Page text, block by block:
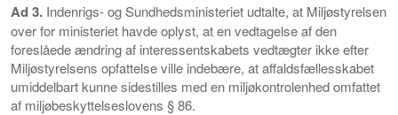
Ad 3. Indenrigs- og Sundhedsministeriet udtalte, at Miljøstyrelsen
over for ministeriet havde oplyst, at en vedtagelse af den
foreslåede ændring af interessentskabets vedtægter ikke efter
Miljøstyrelsens opfattelse ville indebære, at affaldsfællesskabet
umiddelbart kunne sidestilles med en miljøkontrolenhed omfattet
af miljøbeskyttelseslovens § 86.